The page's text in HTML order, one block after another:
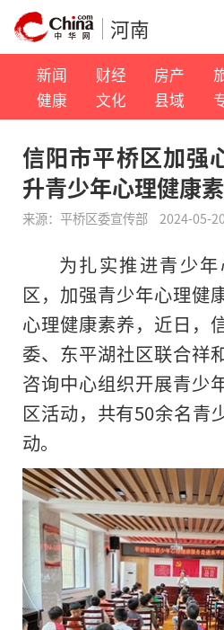
河南
新闻 财经 房产
健康
文化 县域
信阳市平桥区加强
升青少年心理健康
来源： 平桥区委宣传部 2024-05-
为扎实推进青少
区，加强青少年心理健
心理健康素养，近日，
委、东平湖社区联合祥
咨询中心组织开展青少
区活动，共有50余名青
动。